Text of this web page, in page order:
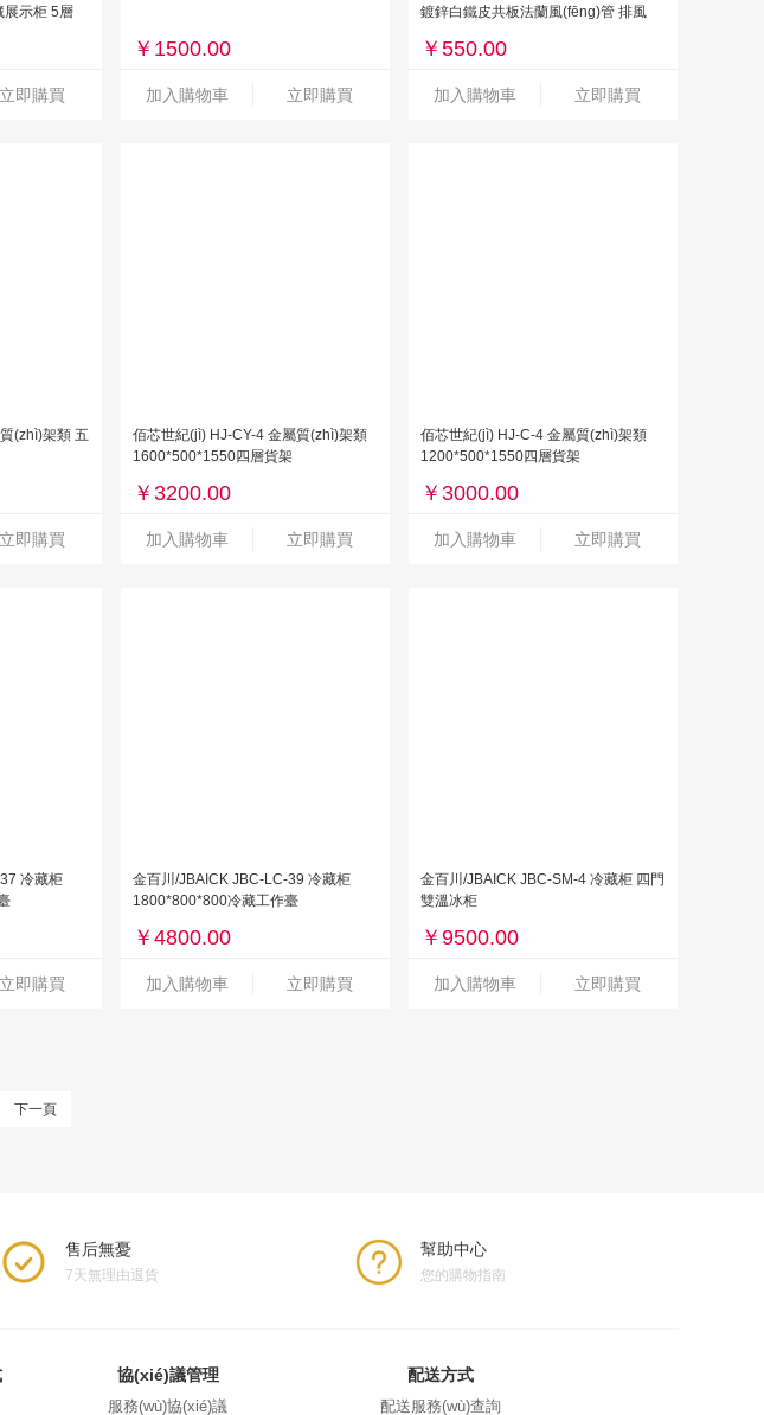
展示柜 5層
立即購買
￥ 1500.00
加入購物車 立即購買
鍍鋅白鐵皮共板法蘭風(fēng)管 排風
(fēng)管
￥ 550.00
加入購物車 立即購買
(zhì)架類 五
立即購買
佰芯世紀(jì) HJ-CY-4 金屬質(zhì)架類
1600*500*1550四層貨架
￥ 3200.00
加入購物車 立即購買
佰芯世紀(jì) HJ-C-4 金屬質(zhì)架類
1200*500*1550四層貨架
￥ 3000.00
加入購物車 立即購買
冷藏柜
立即購買
金百川/JBAICK JBC-LC-39 冷藏柜
1800*800*800冷藏工作臺
￥ 4800.00
加入購物車 立即購買
金百川/JBAICK JBC-SM-4 冷藏柜 四門
雙溫冰柜
￥ 9500.00
加入購物車 立即購買
下一頁
售后無憂
7天無理由退貨
幫助中心
您的購物指南
協(xié)議管理
服務(wù)協(xié)議
配送方式
配送服務(wù)查詢